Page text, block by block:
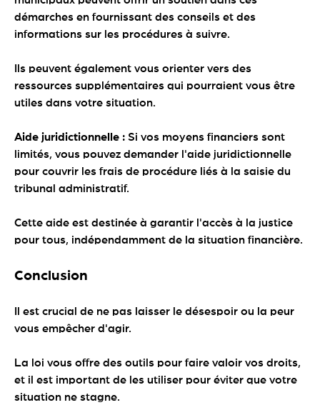
démarches en fournissant des conseils et des
informations sur les procédures à suivre.
Ils peuvent également vous orienter vers des
ressources supplémentaires qui pourraient vous être
utiles dans votre situation.
Aide juridictionnelle : Si vos moyens financiers sont
limités, vous pouvez demander l'aide juridictionnelle
pour couvrir les frais de procédure liés à la saisie du
tribunal administratif.
Cette aide est destinée à garantir l'accès à la justice
pour tous, indépendamment de la situation financière.
Conclusion
Il est crucial de ne pas laisser le désespoir ou la peur
vous empêcher d'agir.
La loi vous offre des outils pour faire valoir vos droits,
et il est important de les utiliser pour éviter que votre
situation ne stagne.